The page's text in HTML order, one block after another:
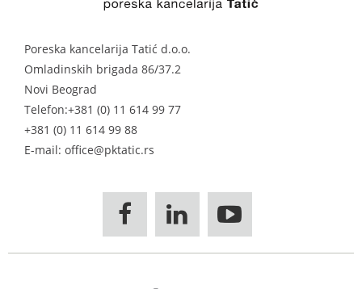
Poreska kancelarija Tatić d.o.o.
Omladinskih brigada 86/37.2
Novi Beograd
Telefon:+381 (0) 11 614 99 77
+381 (0) 11 614 99 88
E-mail: office@pktatic.rs
  